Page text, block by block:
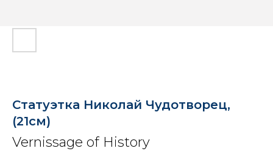
Статуэтка Николай Чудотворец,
(21см)
Vernissage of History